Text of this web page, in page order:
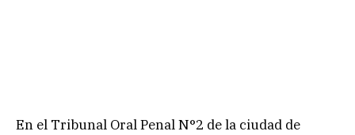
En el Tribunal Oral Penal N°2 de la ciudad de